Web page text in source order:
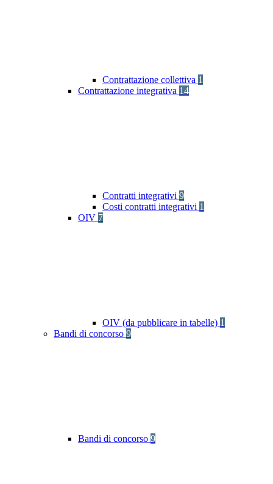
Contrattazione collettiva 1
Contrattazione integrativa 14
Contratti integrativi 9
Costi contratti integrativi 1
OIV 7
OIV (da pubblicare in tabelle) 1
Bandi di concorso 9
Bandi di concorso 9